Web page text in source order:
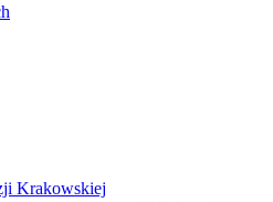
Krakowskiej